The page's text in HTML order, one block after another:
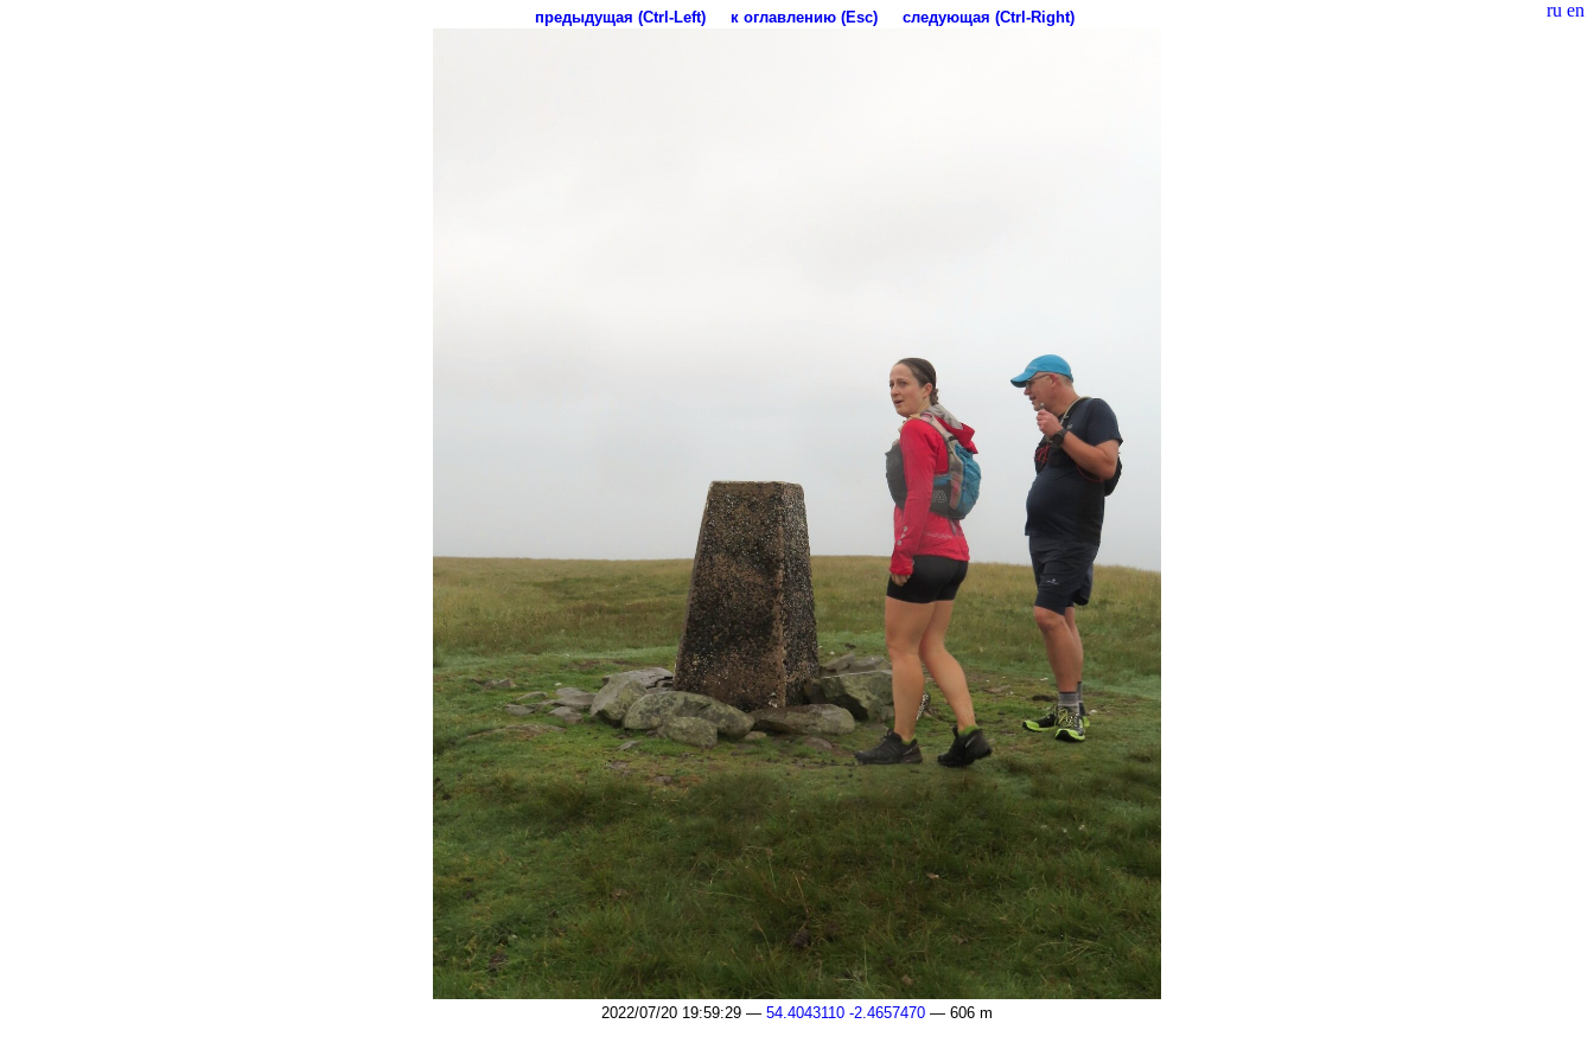
ru en
предыдущая (Ctrl-Left) к оглавлению (Esc) следующая (Ctrl-Right)
2022/07/20 19:59:29 — 54.4043110 -2.4657470 — 606 m